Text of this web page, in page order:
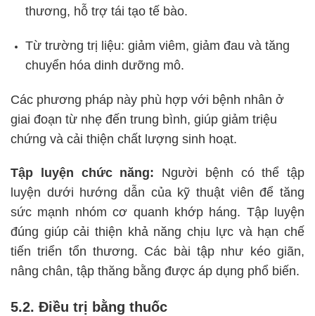
thương, hỗ trợ tái tạo tế bào.
Từ trường trị liệu: giảm viêm, giảm đau và tăng
chuyển hóa dinh dưỡng mô.
Các phương pháp này phù hợp với bệnh nhân ở
giai đoạn từ nhẹ đến trung bình, giúp giảm triệu
chứng và cải thiện chất lượng sinh hoạt.
Tập luyện chức năng:
Người bệnh có thể tập
luyện dưới hướng dẫn của kỹ thuật viên để tăng
sức mạnh nhóm cơ quanh khớp háng. Tập luyện
đúng giúp cải thiện khả năng chịu lực và hạn chế
tiến triển tổn thương. Các bài tập như kéo giãn,
nâng chân, tập thăng bằng được áp dụng phổ biến.
5.2. Điều trị bằng thuốc